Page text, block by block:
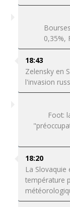
0,35%,
18:43
Zelensky en
l'invasion
Foot:
18:20
La
température